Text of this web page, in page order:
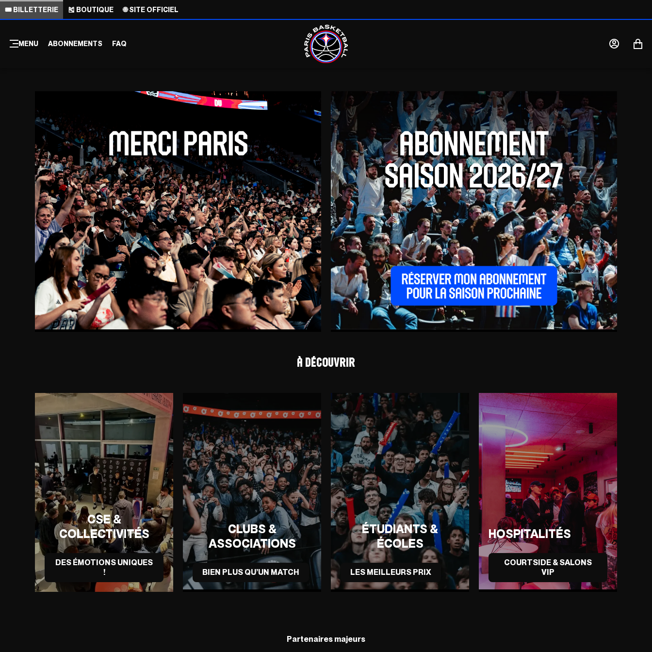
🎟️ BILLETTERIE 🎽 BOUTIQUE 🌐 SITE OFFICIEL
MENU ABONNEMENTS FAQ
MON
MON
À découvrir
CSE &
COLLECTIVITÉS
DES ÉMOTIONS UNIQUES
!
CLUBS &
ASSOCIATIONS
BIEN PLUS QU’UN MATCH
ÉTUDIANTS &
ÉCOLES
LES MEILLEURS PRIX
HOSPITALITÉS
COURTSIDE & SALONS
VIP
Partenaires majeurs